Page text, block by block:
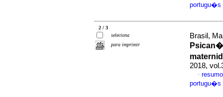
portugu�s
2 / 3
seleciona
para imprimir
Brasil,
2018,
·
portugu�s